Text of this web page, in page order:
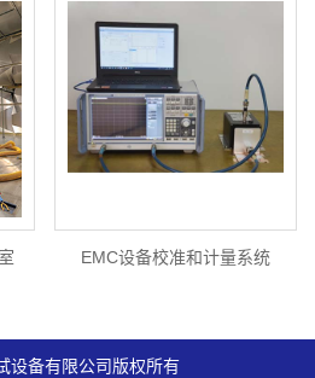
EMC设备校准和计量系统
设备有限公司版权所有